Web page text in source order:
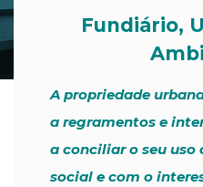
Fundiário,
A propriedade
a regramentos e
a conciliar o seu uso
social e com o